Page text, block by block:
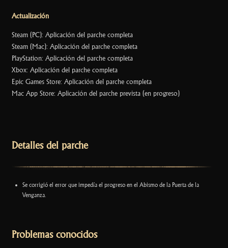
Actualización
Steam (PC): Aplicación del parche completa
Steam (Mac): Aplicación del parche completa
PlayStation: Aplicación del parche completa
Xbox: Aplicación del parche completa
Epic Games Store: Aplicación del parche completa
Mac App Store: Aplicación del parche prevista (en progreso)
Detalles del parche
Se corrigió el error que impedía el progreso en el Abismo de la Puerta de la
Venganza.
Problemas conocidos